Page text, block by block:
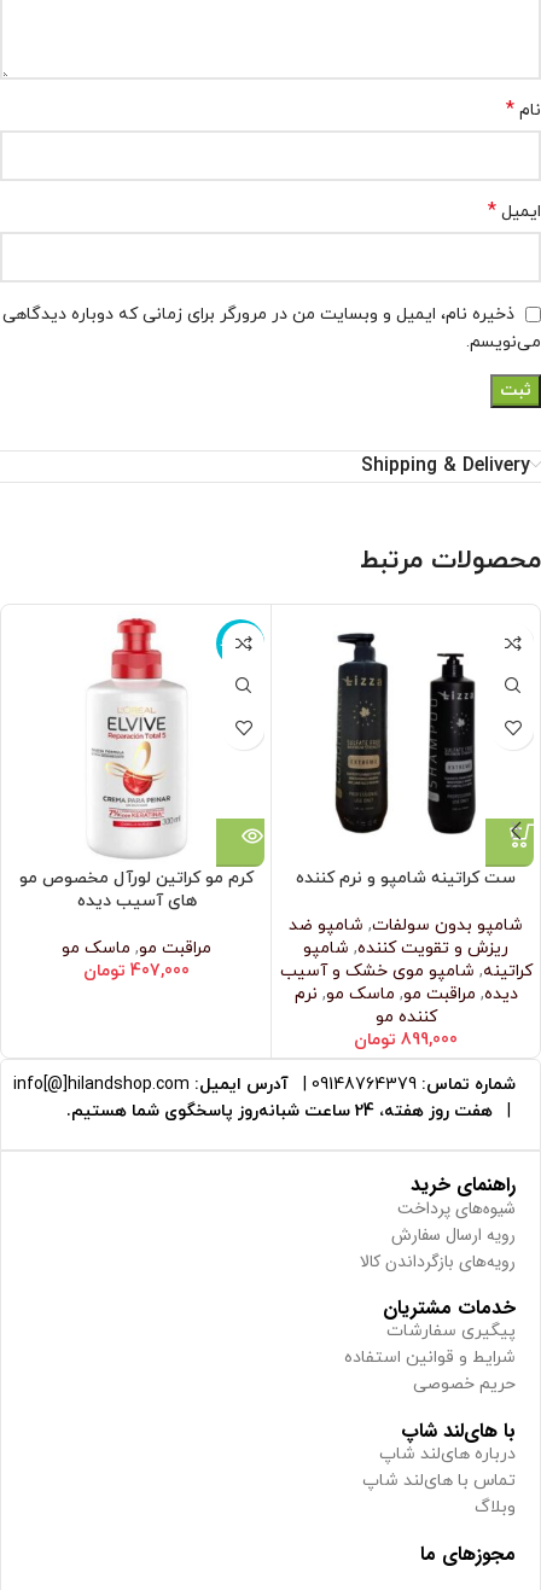
نام *
ایمیل *
ذخیره نام، ایمیل و وبسایت من در مرورگر برای زمانی که دوباره دیدگاهی
می‌نویسم.
Shipping & Delivery
محصولات مرتبط
ست کراتینه شامپو و نرم کننده
شامپو بدون سولفات, شامپو ضد
ریزش و تقویت کننده, شامپو
کراتینه, شامپو موی خشک و آسیب
دیده, مراقبت مو, ماسک مو, نرم‌
کننده مو
899,000 تومان
ناموجود
کرم مو کراتین لورآل مخصوص مو
های آسیب دیده
مراقبت مو, ماسک مو
407,000 تومان
شماره تماس: 09148764379 آدرس ایمیل: info[@]hilandshop.com
هفت روز هفته، 24 ساعت شبانه‌روز پاسخگوی شما هستیم.
راهنمای خرید
شیوه‌های پرداخت
رویه ارسال سفارش
رویه‌های بازگرداندن کالا
خدمات مشتریان
پیگیری سفارشات
شرایط و قوانین استفاده
حریم خصوصی
با های‌لند شاپ
درباره های‌لند شاپ
تماس با های‌لند شاپ
وبلاگ
مجوزهای ما